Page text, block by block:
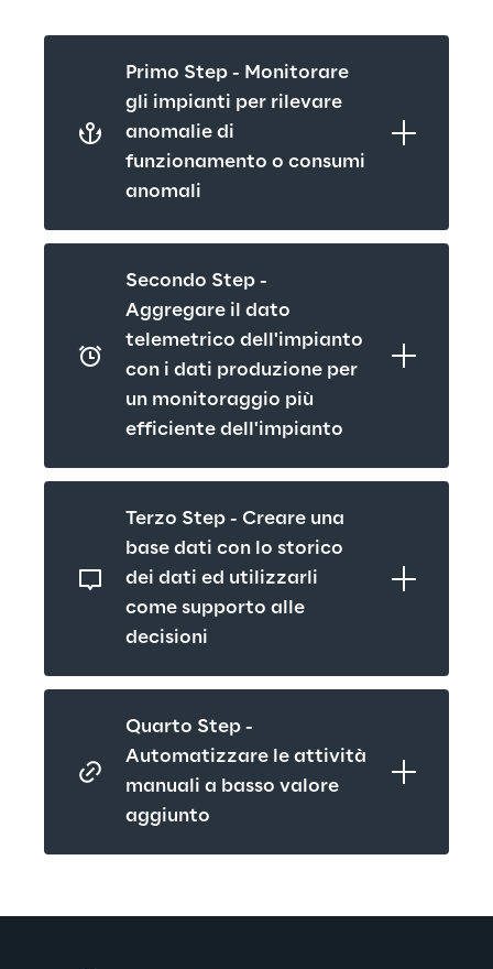
Primo Step - Monitorare
gli impianti per rilevare
anomalie di
funzionamento o consumi
anomali
Secondo Step -
Aggregare il dato
telemetrico dell'impianto
con i dati produzione per
un monitoraggio più
efficiente dell'impianto
Terzo Step - Creare una
base dati con lo storico
dei dati ed utilizzarli
come supporto alle
decisioni
Quarto Step -
Automatizzare le attività
manuali a basso valore
aggiunto